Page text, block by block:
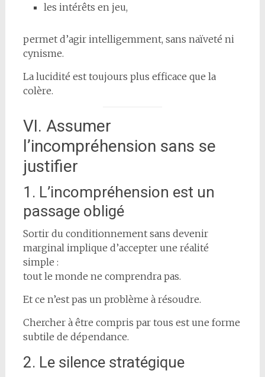
les intérêts en jeu,
permet d’agir intelligemment, sans naïveté ni
cynisme.
La lucidité est toujours plus efficace que la
colère.
VI. Assumer
l’incompréhension sans se
justifier
1. L’incompréhension est un
passage obligé
Sortir du conditionnement sans devenir
marginal implique d’accepter une réalité
simple :
tout le monde ne comprendra pas.
Et ce n’est pas un problème à résoudre.
Chercher à être compris par tous est une forme
subtile de dépendance.
2. Le silence stratégique